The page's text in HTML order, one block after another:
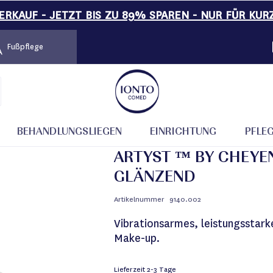
- JETZT BIS ZU 89% SPAREN - NUR FÜR
Fußpflege
BEHANDLUNGSLIEGEN EINRICHTUNG
ARTYST ™ BY
GLÄNZEND
Artikelnummer 9140.002
Vibrationsarmes,
Make-up.
Lieferzeit2-3 Tage